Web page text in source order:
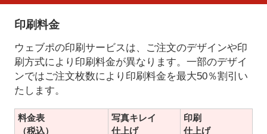
印刷料金
ウェブポの印刷サービスは、ご注文のデザインや印
刷方式により印刷料金が異なります。一部のデザイ
ンではご注文枚数により印刷料金を最大50％割引い
たします。
料金表
（税込）
写真キレイ
仕上げ
印刷
仕上げ